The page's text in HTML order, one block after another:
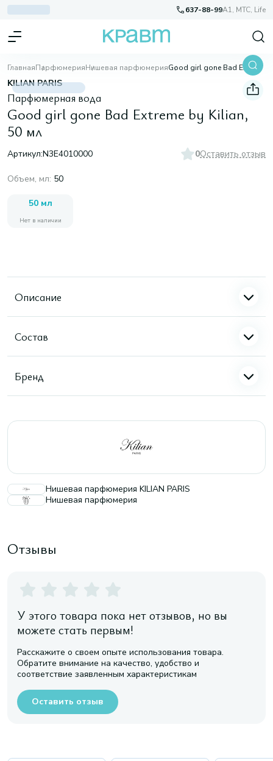
637-88-99A1, МТС, Life
ГлавнаяПарфюмерияНишевая парфюмерия Good girl gone Bad Extreme by Kilian, 50 мл
KILIAN PARIS
Парфюмерная вода
Good girl gone Bad Extreme by Kilian,
50 мл
Артикул:N3E4010000 0Оставить отзыв
Объем, мл: 50
50 мл
Нет в наличии
Описание
Состав
Бренд
Нишевая парфюмерия KILIAN PARIS
Нишевая парфюмерия
Отзывы
У этого товара пока нет отзывов, но вы
можете стать первым!
Расскажите о своем опыте использования товара.
Обратите внимание на качество, удобство и
соответствие заявленным характеристикам
Оставить отзыв